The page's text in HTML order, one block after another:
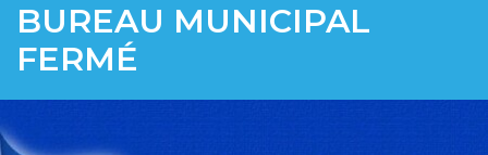
BUREAU MUNICIPAL
FERMÉ